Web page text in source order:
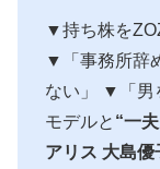
▼持ち株を
▼「事務所辞
ない」 ▼「男
モデルと “一
アリス 大島優